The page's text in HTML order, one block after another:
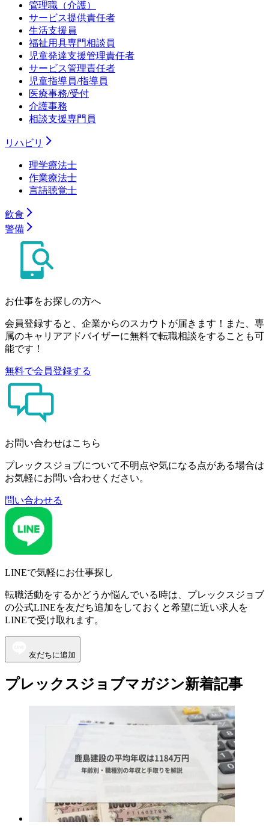
管理職（介護）
サービス提供責任者
生活支援員
福祉用具専門相談員
児童発達支援管理責任者
サービス管理責任者
児童指導員/指導員
医療事務/受付
介護事務
相談支援専門員
リハビリ
理学療法士
作業療法士
言語聴覚士
飲食
警備
お仕事をお探しの方へ
会員登録すると、企業からのスカウトが届きます！また、専
属のキャリアアドバイザーに無料で転職相談をすることも可
能です！
無料で会員登録する
お問い合わせはこちら
プレックスジョブについて不明点や気になる点がある場合は
お気軽にお問い合わせください。
問い合わせる
LINEで気軽にお仕事探し
転職活動をするかどうか悩んでいる時は、プレックスジョブ
の公式LINEを友だち追加をしておくと希望に近い求人を
LINEで受け取れます。
友だちに追加
プレックスジョブマガジン新着記事